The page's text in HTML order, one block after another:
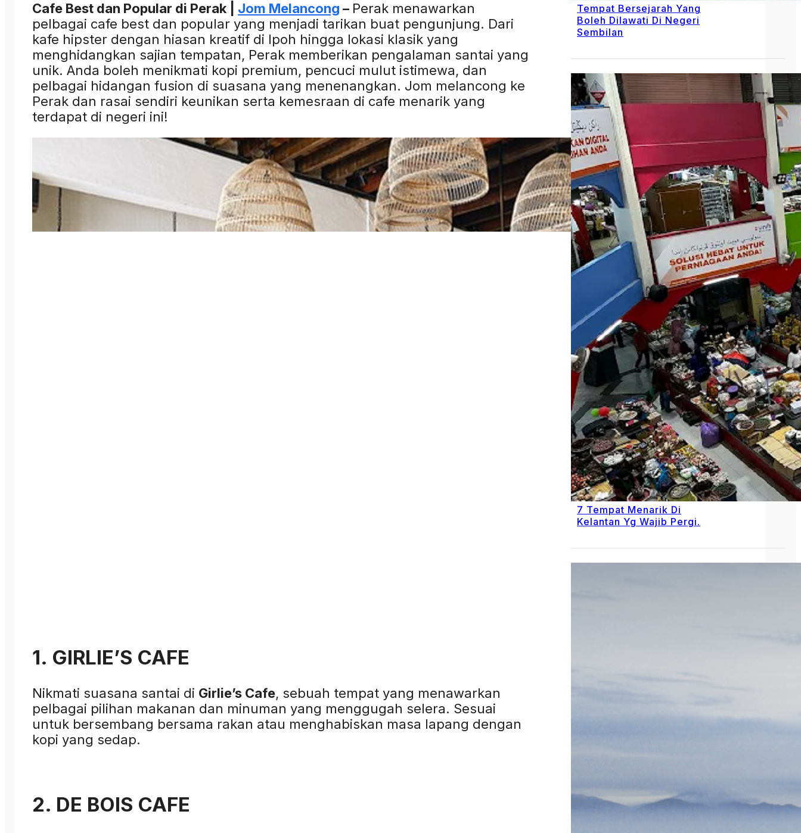
Cafe Best dan Popular di Perak | Jom Melancong – Perak menawarkan
pelbagai cafe best dan popular yang menjadi tarikan buat pengunjung. Dari
kafe hipster dengan hiasan kreatif di Ipoh hingga lokasi klasik yang
menghidangkan sajian tempatan, Perak memberikan pengalaman santai yang
unik. Anda boleh menikmati kopi premium, pencuci mulut istimewa, dan
pelbagai hidangan fusion di suasana yang menenangkan. Jom melancong ke
Perak dan rasai sendiri keunikan serta kemesraan di cafe menarik yang
terdapat di negeri ini!
1. GIRLIE’S CAFE
Nikmati suasana santai di Girlie’s Cafe, sebuah tempat yang menawarkan
pelbagai pilihan makanan dan minuman yang menggugah selera. Sesuai
untuk bersembang bersama rakan atau menghabiskan masa lapang dengan
kopi yang sedap.
2. DE BOIS CAFE
Tempat Bersejarah Yang
Boleh Dilawati Di Negeri
Sembilan
7 Tempat Menarik Di
Kelantan Yg Wajib Pergi.